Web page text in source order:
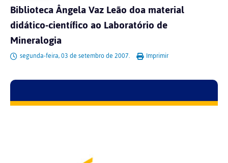
Biblioteca Ângela Vaz Leão doa material
didático-científico ao Laboratório de
Mineralogia
segunda-feira, 03 de setembro de 2007. Imprimir